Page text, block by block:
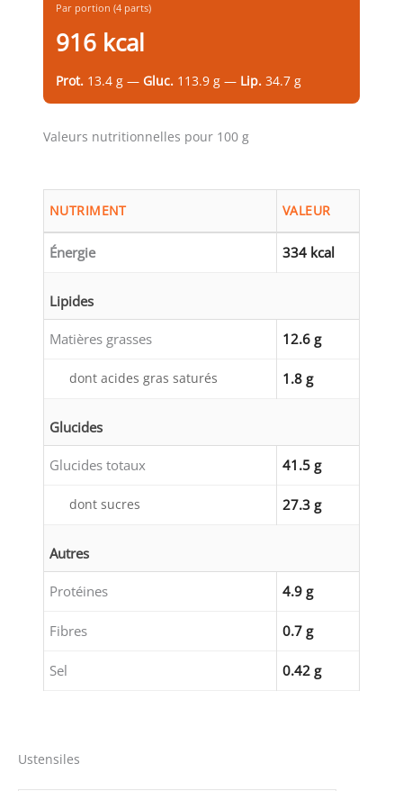
Par portion (4 parts)
916 kcal
Prot. 13.4 g — Gluc. 113.9 g — Lip. 34.7 g
Valeurs nutritionnelles pour 100 g
NUTRIMENT VALEUR
Énergie 334 kcal
Lipides
Matières grasses 12.6 g
dont acides gras saturés 1.8 g
Glucides
Glucides totaux 41.5 g
dont sucres 27.3 g
Autres
Protéines 4.9 g
Fibres 0.7 g
Sel 0.42 g
Ustensiles